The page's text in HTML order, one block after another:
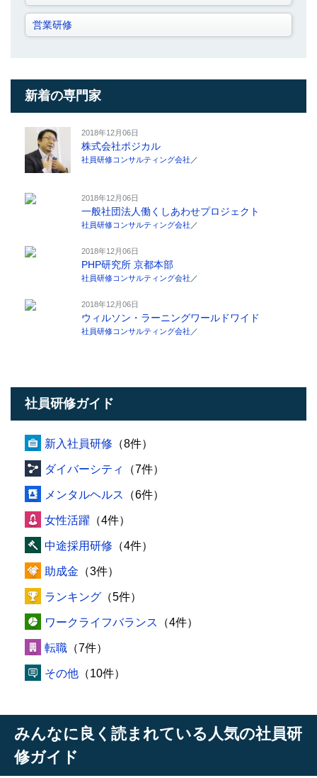
営業研修
新着の専門家
2018年12月06日
株式会社ポジカル
社員研修コンサルティング会社 ／
2018年12月06日
一般社団法人働くしあわせプロジェクト
社員研修コンサルティング会社 ／
2018年12月06日
PHP研究所 京都本部
社員研修コンサルティング会社 ／
2018年12月06日
ウィルソン・ラーニングワールドワイド
社員研修コンサルティング会社 ／
社員研修ガイド
新入社員研修 （8件）
ダイバーシティ （7件）
メンタルヘルス （6件）
女性活躍 （4件）
中途採用研修 （4件）
助成金 （3件）
ランキング （5件）
ワークライフバランス （4件）
転職 （7件）
その他 （10件）
みんなに良く読まれている人気の社員研
修ガイド